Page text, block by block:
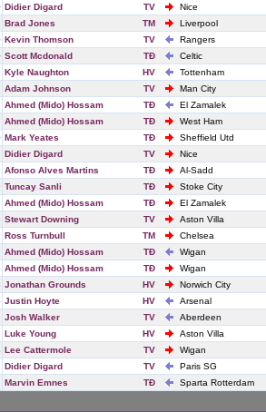
Didier Digard TV Nice
Brad Jones
TM Liverpool
Kevin Thomson TV Rangers
Scott Mcdonald TĐ Celtic
Kyle Naughton
HV Tottenham
Adam Johnson
TV Man City
Ahmed (Mido) Hossam
TĐ El Zamalek
Ahmed (Mido) Hossam
TĐ West Ham
Mark Yeates TĐ Sheffield Utd
Didier Digard
TV Nice
Afonso Alves Martins TĐ Al-Sadd
Tuncay Sanli TĐ Stoke City
Ahmed (Mido) Hossam
TĐ El Zamalek
Stewart Downing TV Aston Villa
Ross Turnbull
TM Chelsea
Ahmed (Mido) Hossam TĐ Wigan
Ahmed (Mido) Hossam TĐ Wigan
Jonathan Grounds HV Norwich City
Justin Hoyte HV Arsenal
Josh Walker
TV Aberdeen
Luke Young
HV Aston Villa
Lee Cattermole TV Wigan
Didier Digard
TV Paris SG
Marvin Emnes
TĐ Sparta Rotterdam